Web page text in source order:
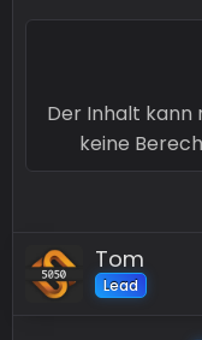
Der Inhalt kann
keine
Tom
Lead